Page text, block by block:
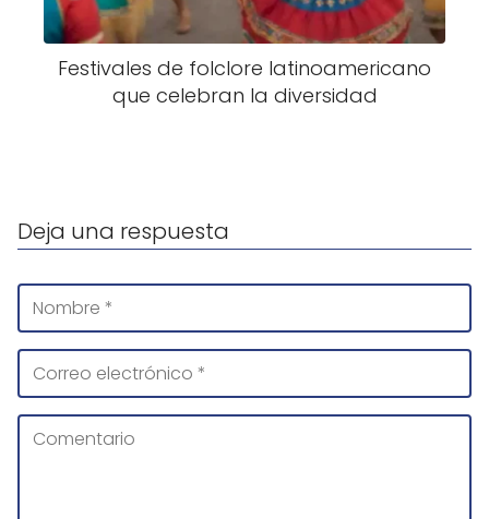
Festivales de folclore latinoamericano
que celebran la diversidad
Deja una respuesta